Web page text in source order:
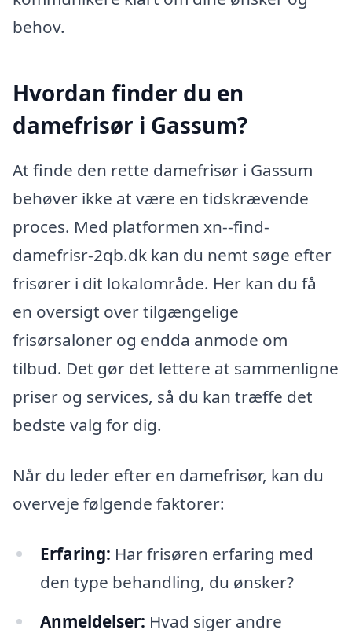
behov.
Hvordan finder du en
damefrisør i Gassum?
At finde den rette damefrisør i Gassum
behøver ikke at være en tidskrævende
proces. Med platformen xn--find-
damefrisr-2qb.dk kan du nemt søge efter
frisører i dit lokalområde. Her kan du få
en oversigt over tilgængelige
frisørsaloner og endda anmode om
tilbud. Det gør det lettere at sammenligne
priser og services, så du kan træffe det
bedste valg for dig.
Når du leder efter en damefrisør, kan du
overveje følgende faktorer:
Erfaring: Har frisøren erfaring med
den type behandling, du ønsker?
Anmeldelser: Hvad siger andre